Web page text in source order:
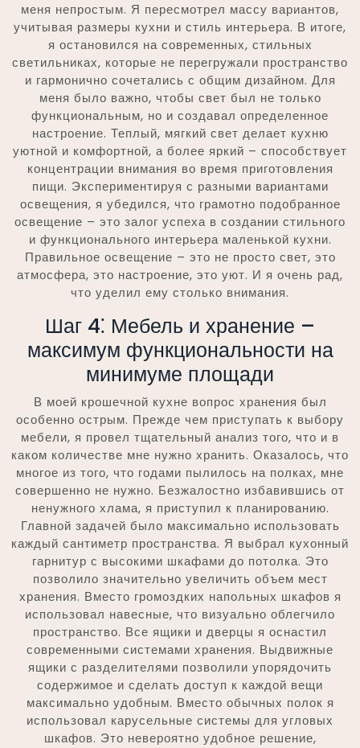
меня непростым. Я пересмотрел массу вариантов,
учитывая размеры кухни и стиль интерьера. В итоге,
я остановился на современных, стильных
светильниках, которые не перегружали пространство
и гармонично сочетались с общим дизайном. Для
меня было важно, чтобы свет был не только
функциональным, но и создавал определенное
настроение. Теплый, мягкий свет делает кухню
уютной и комфортной, а более яркий – способствует
концентрации внимания во время приготовления
пищи. Экспериментируя с разными вариантами
освещения, я убедился, что грамотно подобранное
освещение – это залог успеха в создании стильного
и функционального интерьера маленькой кухни.
Правильное освещение – это не просто свет, это
атмосфера, это настроение, это уют. И я очень рад,
что уделил ему столько внимания.
Шаг 4⁚ Мебель и хранение –
максимум функциональности на
минимуме площади
В моей крошечной кухне вопрос хранения был
особенно острым. Прежде чем приступать к выбору
мебели, я провел тщательный анализ того, что и в
каком количестве мне нужно хранить. Оказалось, что
многое из того, что годами пылилось на полках, мне
совершенно не нужно. Безжалостно избавившись от
ненужного хлама, я приступил к планированию.
Главной задачей было максимально использовать
каждый сантиметр пространства. Я выбрал кухонный
гарнитур с высокими шкафами до потолка. Это
позволило значительно увеличить объем мест
хранения. Вместо громоздких напольных шкафов я
использовал навесные, что визуально облегчило
пространство. Все ящики и дверцы я оснастил
современными системами хранения. Выдвижные
ящики с разделителями позволили упорядочить
содержимое и сделать доступ к каждой вещи
максимально удобным. Вместо обычных полок я
использовал карусельные системы для угловых
шкафов. Это невероятно удобное решение,